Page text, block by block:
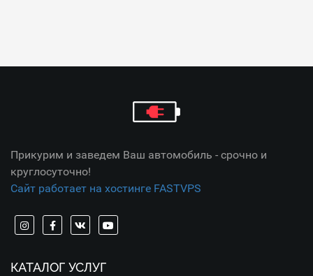
Прикурим и заведем Ваш автомобиль - срочно и
круглосуточно!
Сайт работает на хостинге FASTVPS
КАТАЛОГ УСЛУГ